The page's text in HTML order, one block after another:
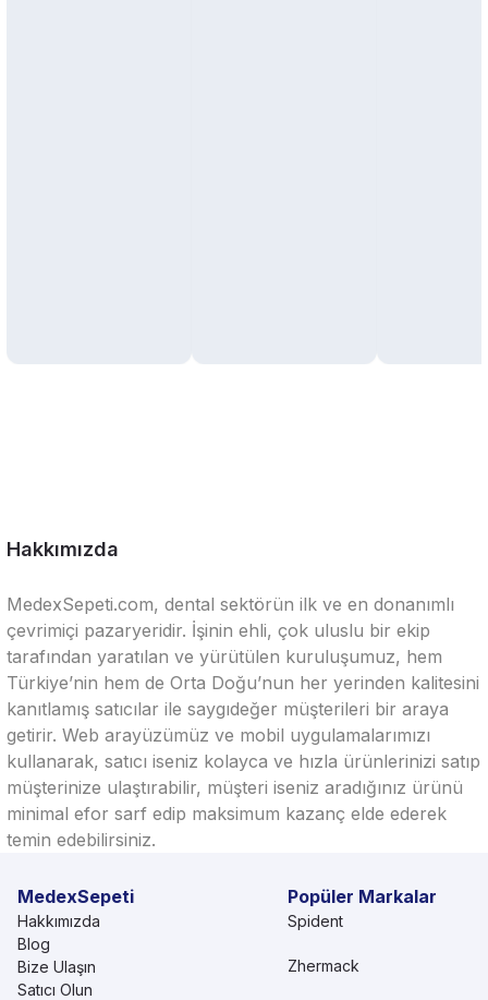
Hakkımızda
MedexSepeti.com, dental sektörün ilk ve en donanımlı
çevrimiçi pazaryeridir. İşinin ehli, çok uluslu bir ekip
tarafından yaratılan ve yürütülen kuruluşumuz, hem
Türkiye’nin hem de Orta Doğu’nun her yerinden kalitesini
kanıtlamış satıcılar ile saygıdeğer müşterileri bir araya
getirir. Web arayüzümüz ve mobil uygulamalarımızı
kullanarak, satıcı iseniz kolayca ve hızla ürünlerinizi satıp
müşterinize ulaştırabilir, müşteri iseniz aradığınız ürünü
minimal efor sarf edip maksimum kazanç elde ederek
temin edebilirsiniz.
MedexSepeti
Hakkımızda
Blog
Bize Ulaşın
Satıcı Olun
Popüler Markalar
Spident
Zhermack